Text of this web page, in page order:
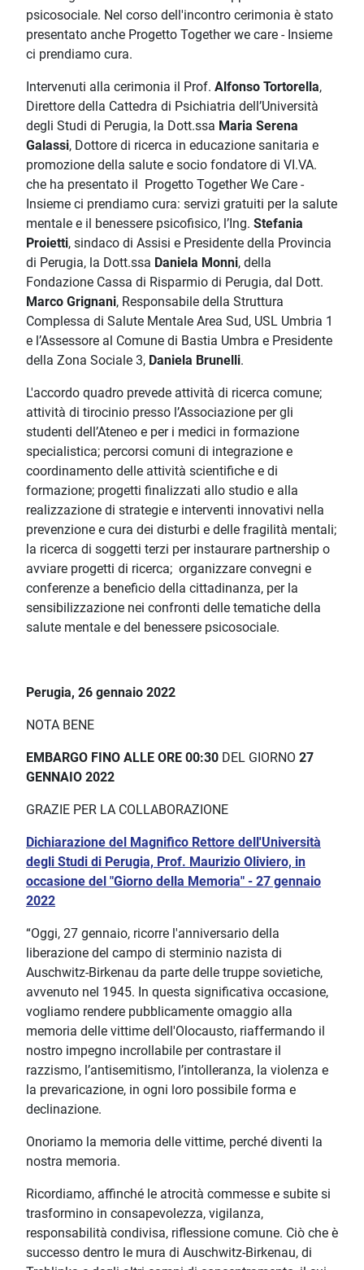
psicosociale. Nel corso dell'incontro cerimonia è stato
presentato anche Progetto Together we care - Insieme
ci prendiamo cura.
Intervenuti alla cerimonia il Prof. Alfonso Tortorella,
Direttore della Cattedra di Psichiatria dell’Università
degli Studi di Perugia, la Dott.ssa Maria Serena
Galassi, Dottore di ricerca in educazione sanitaria e
promozione della salute e socio fondatore di VI.VA.
che ha presentato il Progetto Together We Care -
Insieme ci prendiamo cura: servizi gratuiti per la salute
mentale e il benessere psicofisico, l’Ing. Stefania
Proietti, sindaco di Assisi e Presidente della Provincia
di Perugia, la Dott.ssa Daniela Monni, della
Fondazione Cassa di Risparmio di Perugia, dal Dott.
Marco Grignani, Responsabile della Struttura
Complessa di Salute Mentale Area Sud, USL Umbria 1
e l’Assessore al Comune di Bastia Umbra e Presidente
della Zona Sociale 3, Daniela Brunelli.
L'accordo quadro prevede attività di ricerca comune;
attività di tirocinio presso l’Associazione per gli
studenti dell’Ateneo e per i medici in formazione
specialistica; percorsi comuni di integrazione e
coordinamento delle attività scientifiche e di
formazione; progetti finalizzati allo studio e alla
realizzazione di strategie e interventi innovativi nella
prevenzione e cura dei disturbi e delle fragilità mentali;
la ricerca di soggetti terzi per instaurare partnership o
avviare progetti di ricerca; organizzare convegni e
conferenze a beneficio della cittadinanza, per la
sensibilizzazione nei confronti delle tematiche della
salute mentale e del benessere psicosociale.
Perugia, 26 gennaio 2022
NOTA BENE
EMBARGO FINO ALLE ORE 00:30 DEL GIORNO 27
GENNAIO 2022
GRAZIE PER LA COLLABORAZIONE
Dichiarazione del Magnifico Rettore dell'Università
degli Studi di Perugia, Prof. Maurizio Oliviero, in
occasione del "Giorno della Memoria" - 27 gennaio
2022
“Oggi, 27 gennaio, ricorre l'anniversario della
liberazione del campo di sterminio nazista di
Auschwitz-Birkenau da parte delle truppe sovietiche,
avvenuto nel 1945. In questa significativa occasione,
vogliamo rendere pubblicamente omaggio alla
memoria delle vittime dell'Olocausto, riaffermando il
nostro impegno incrollabile per contrastare il
razzismo, l’antisemitismo, l’intolleranza, la violenza e
la prevaricazione, in ogni loro possibile forma e
declinazione.
Onoriamo la memoria delle vittime, perché diventi la
nostra memoria.
Ricordiamo, affinché le atrocità commesse e subite si
trasformino in consapevolezza, vigilanza,
responsabilità condivisa, riflessione comune. Ciò che è
successo dentro le mura di Auschwitz-Birkenau, di